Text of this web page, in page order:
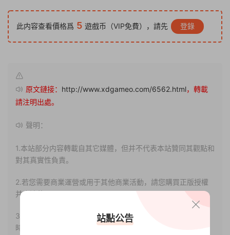
此内容查看價格爲 5 遊戲币（VIP免費），請先 登錄
原文鏈接： http://www.xdgameo.com/6562.html，轉載
請注明出處。
聲明：
1.本站部分内容轉載自其它媒體，但并不代表本站贊同其觀點和
對其真實性負責。
2.若您需要商業運營或用于其他商業活動，請您購買正版授權
并合法使用。
3.如果本站有侵犯、不妥之處的資源，請聯系我們。将會第一
時間解決！
站點公告